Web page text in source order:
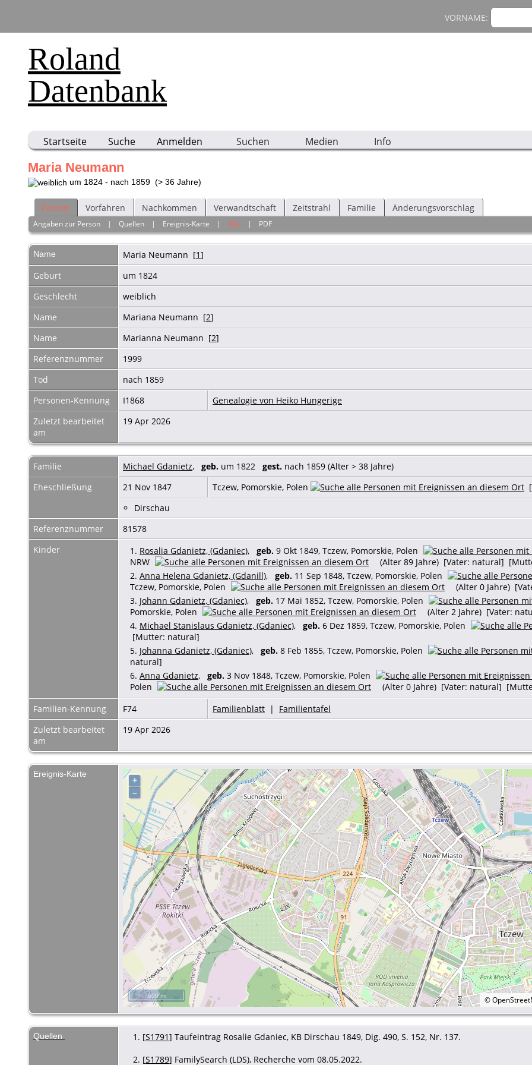
Roland
Datenbank
VORNAME:
Startseite Suche Anmelden Suchen Medien Info
Maria Neumann
um 1824 - nach 1859 (> 36 Jahre)
Person Vorfahren Nachkommen Verwandtschaft Zeitstrahl Familie Änderungsvorschlag
Angaben zur Person |Quellen | Ereignis-Karte |Alle | PDF
Name Maria Neumann [1]
Geburt
um 1824
Geschlecht
weiblich
Name
Mariana Neumann [2]
Name
Marianna Neumann [2]
Referenznummer
1999
Tod
nach 1859
Personen-Kennung
I1868
Genealogie von Heiko Hungerige
Zuletzt bearbeitet
am
19 Apr 2026
Familie Michael Gdanietz, geb. um 1822 gest. nach 1859 (Alter > 38 Jahre)
Eheschließung
21 Nov 1847 Tczew, Pomorskie, Polen
[
Dirschau
Referenznummer
81578
Kinder
1. Rosalia Gdanietz, (Gdaniec), geb. 9 Okt 1849, Tczew, Pomorskie, Polen
NRW
(Alter 89 Jahre) [Vater: natural]
2. Anna Helena Gdanietz, (Gdanill), geb. 11 Sep 1848, Tczew, Pomorskie, Polen
Tczew, Pomorskie, Polen
(Alter 0 Jahre)
3. Johann Gdanietz, (Gdaniec), geb. 17 Mai 1852, Tczew, Pomorskie, Polen
Pomorskie, Polen
(Alter 2 Jahre) [Vater:
4. Michael Stanislaus Gdanietz, (Gdaniec), geb. 6 Dez 1859, Tczew, Pomorskie, Polen
[Mutter: natural]
5. Johanna Gdanietz, (Gdaniec), geb. 8 Feb 1855, Tczew, Pomorskie, Polen
natural]
6. Anna Gdanietz, geb. 3 Nov 1848, Tczew, Pomorskie, Polen
Polen
(Alter 0 Jahre) [Vater: natural]
Familien-Kennung
F74 Familienblatt | Familientafel
Zuletzt bearbeitet
am
19 Apr 2026
Ereignis-Karte
+
–
©
500 m
Quellen [S1791] Taufeintrag Rosalie Gdaniec, KB Dirschau 1849, Dig. 490, S. 152, Nr. 137.
[S1789] FamilySearch (LDS), Recherche vom 08.05.2022.